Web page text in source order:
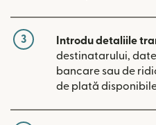
3 Introdu detaliile
destinatarului,
bancare sau de
de plată